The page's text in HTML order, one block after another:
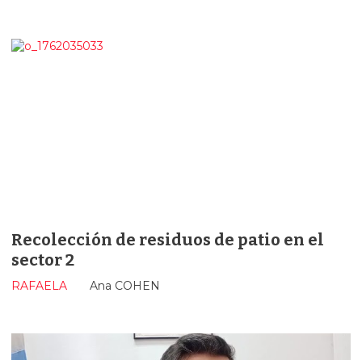
Recolección de residuos de patio en el
sector 2
Ana COHEN
RAFAELA